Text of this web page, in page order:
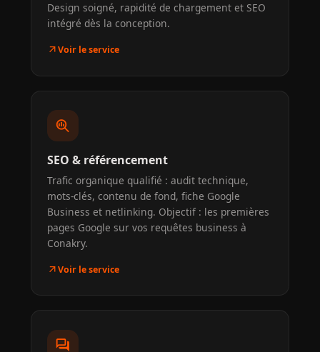
Design soigné, rapidité de chargement et SEO
intégré dès la conception.
arrow_outwardVoir le service
search_insights
SEO & référencement
Trafic organique qualifié : audit technique,
mots-clés, contenu de fond, fiche Google
Business et netlinking. Objectif : les premières
pages Google sur vos requêtes business à
Conakry.
arrow_outwardVoir le service
forum